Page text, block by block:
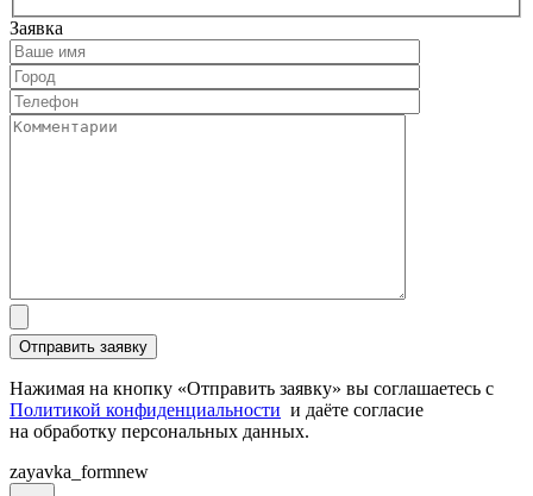
Заявка
Нажимая на кнопку «Отправить заявку» вы соглашаетесь с
Политикой конфиденциальности и даёте согласие
на обработку персональных данных.
zayavka_formnew